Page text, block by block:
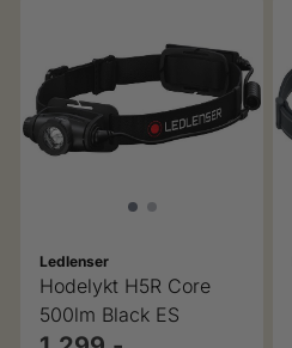
Ledlenser
Hodelykt H5R Core
500lm Black ES